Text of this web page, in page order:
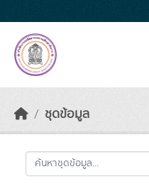
ชุดข้อมูล